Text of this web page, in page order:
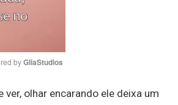
Mute
by GliaStudios
ver, olhar encarando ele deixa um